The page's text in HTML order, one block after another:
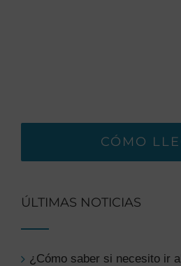
CÓMO
ÚLTIMAS NOTICIAS
¿Cómo saber si necesito ir